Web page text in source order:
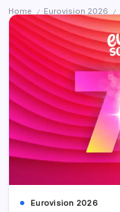
Home / Eurovision 2026 /
Eurovision 2026